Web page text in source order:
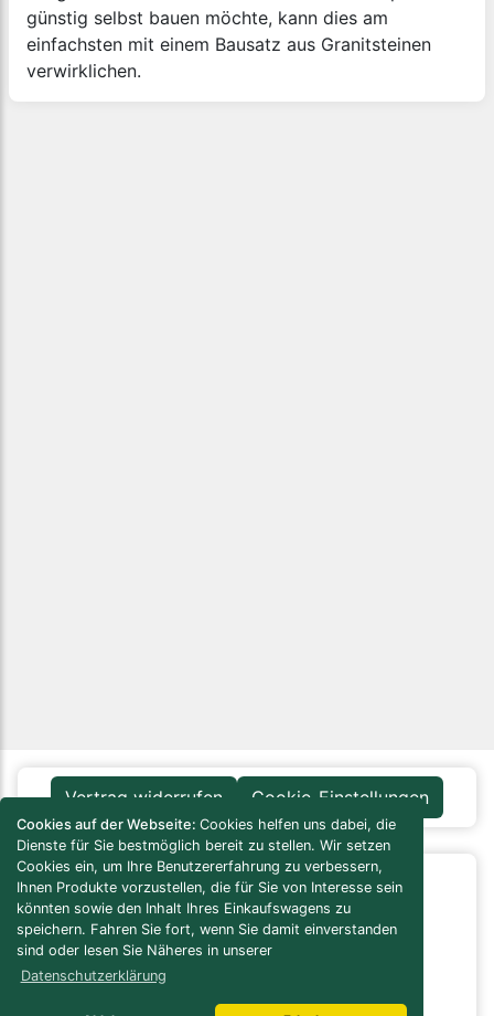
Cookies auf der Webseite:Cookies helfen uns dabei, die
Dienste für Sie bestmöglich bereit zu stellen. Wir setzen
Cookies ein, um Ihre Benutzererfahrung zu verbessern,
Ihnen Produkte vorzustellen, die für Sie von Interesse sein
könnten sowie den Inhalt Ihres Einkaufswagens zu
speichern. Fahren Sie fort, wenn Sie damit einverstanden
sind oder lesen Sie Näheres in unserer
Datenschutzerklärung
günstig selbst bauen möchte, kann dies am
einfachsten mit einem Bausatz aus Granitsteinen
verwirklichen.
Vertrag widerrufen Cookie-Einstellungen
Infos / Service
Versandkosten-Rechner
Verbrauchs-/Bedarfsrechner
Bau- / Verlegeanleitungen
Pflegeanleitungen